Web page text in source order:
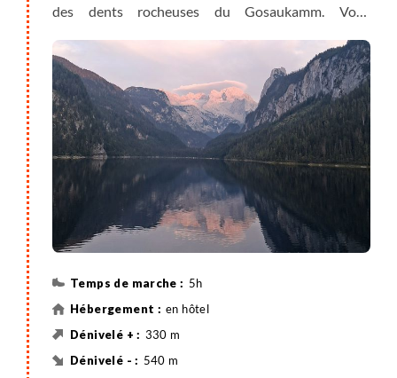
des dents rocheuses du Gosaukamm. Vous
jusqu’au refuge de Stuhlalm où vous pouvez faire
une halte et goûter aux spécialités locales. Vous
poursuivez sous le Donnerkogel (possibilité de
monter au sommet) jusqu'au refuge Gablonzer et sa
vue imprenable sur le Dachstein, les glaciers, la
vallée et le lac de Gosau. Après votre pause déjeuner,
le téléphérique vous dépose au lac de Gosau.
5h
en hôtel
330 m
540 m